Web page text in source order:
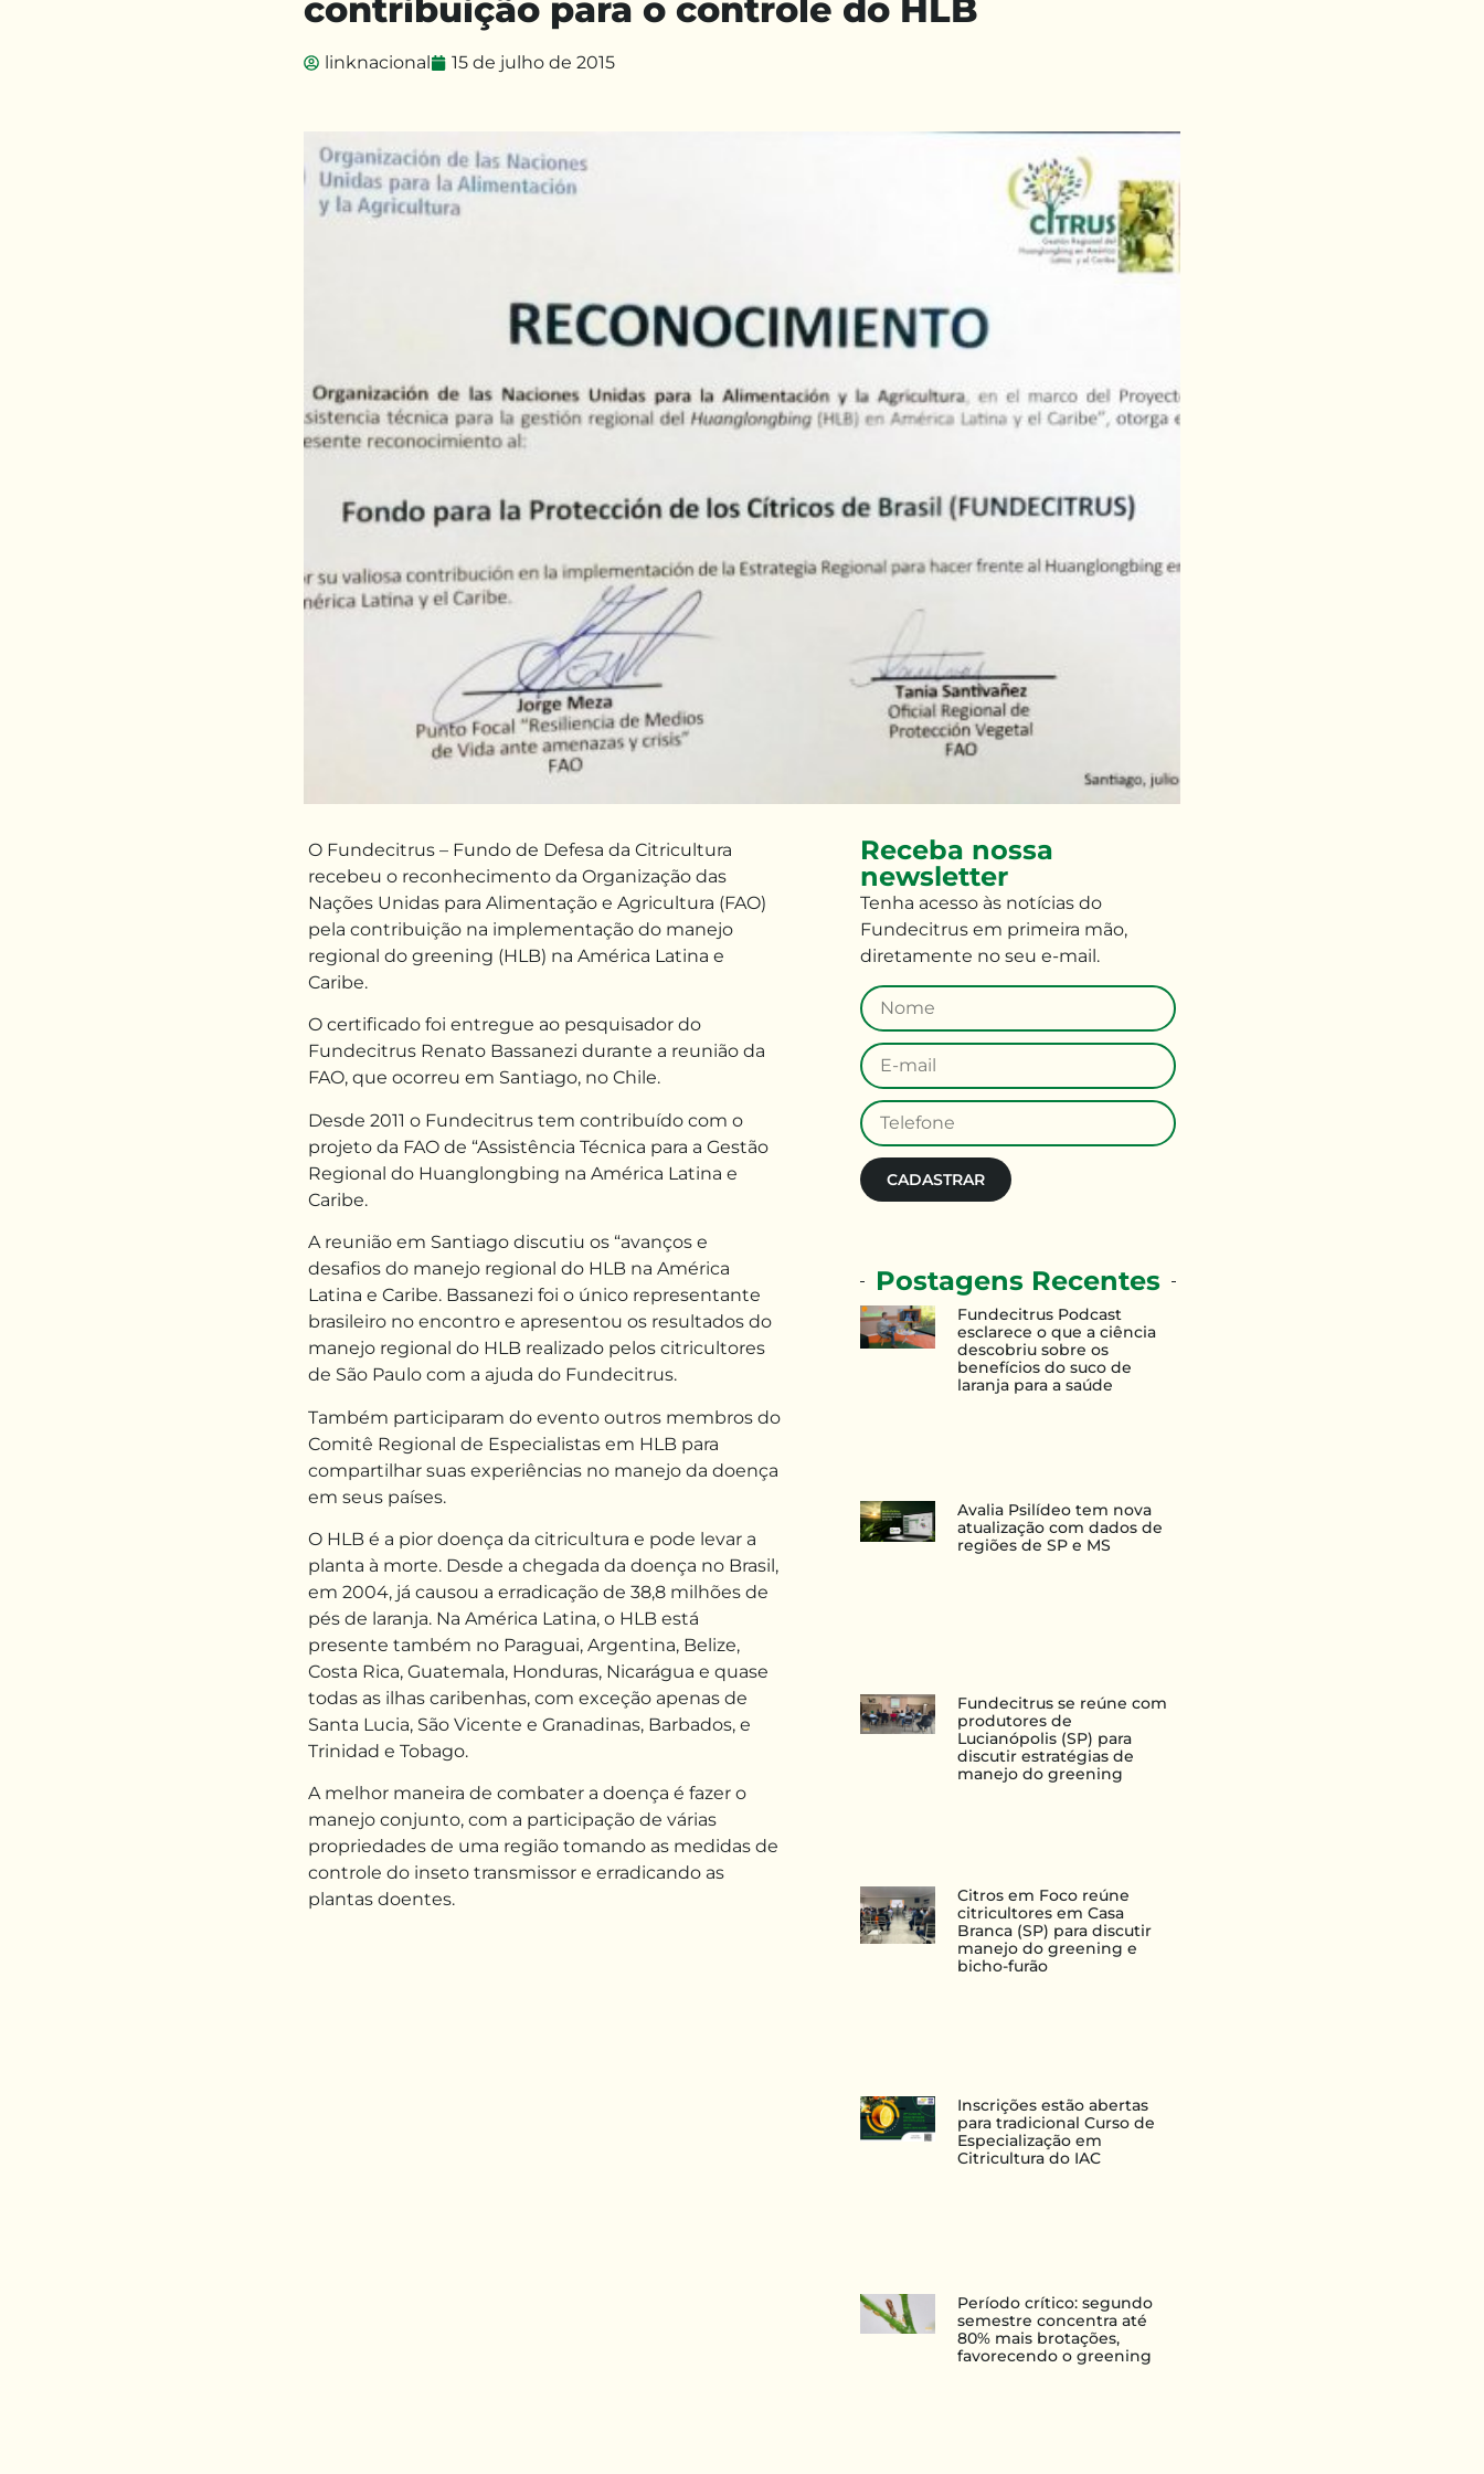
linknacional 15 de julho de 2015
contribuição para o controle do HLB
O Fundecitrus – Fundo de Defesa da Citricultura
recebeu o reconhecimento da Organização das
Nações Unidas para Alimentação e Agricultura (FAO)
pela contribuição na implementação do manejo
regional do greening (HLB) na América Latina e
Caribe.
O certificado foi entregue ao pesquisador do
Fundecitrus Renato Bassanezi durante a reunião da
FAO, que ocorreu em Santiago, no Chile.
Desde 2011 o Fundecitrus tem contribuído com o
projeto da FAO de “Assistência Técnica para a Gestão
Regional do Huanglongbing na América Latina e
Caribe.
A reunião em Santiago discutiu os “avanços e
desafios do manejo regional do HLB na América
Latina e Caribe. Bassanezi foi o único representante
brasileiro no encontro e apresentou os resultados do
manejo regional do HLB realizado pelos citricultores
de São Paulo com a ajuda do Fundecitrus.
Também participaram do evento outros membros do
Comitê Regional de Especialistas em HLB para
compartilhar suas experiências no manejo da doença
em seus países.
O HLB é a pior doença da citricultura e pode levar a
planta à morte. Desde a chegada da doença no Brasil,
em 2004, já causou a erradicação de 38,8 milhões de
pés de laranja. Na América Latina, o HLB está
presente também no Paraguai, Argentina, Belize,
Costa Rica, Guatemala, Honduras, Nicarágua e quase
todas as ilhas caribenhas, com exceção apenas de
Santa Lucia, São Vicente e Granadinas, Barbados, e
Trinidad e Tobago.
A melhor maneira de combater a doença é fazer o
manejo conjunto, com a participação de várias
propriedades de uma região tomando as medidas de
controle do inseto transmissor e erradicando as
plantas doentes.
Fundecitrus Podcast
esclarece o que a ciência
descobriu sobre os
benefícios do suco de
laranja para a saúde
Avalia Psilídeo tem nova
atualização com dados de
regiões de SP e MS
Fundecitrus se reúne com
produtores de
Lucianópolis (SP) para
discutir estratégias de
manejo do greening
Citros em Foco reúne
citricultores em Casa
Branca (SP) para discutir
manejo do greening e
bicho-furão
Inscrições estão abertas
para tradicional Curso de
Especialização em
Citricultura do IAC
Período crítico: segundo
semestre concentra até
80% mais brotações,
favorecendo o greening
Postagens Recentes
Receba nossa
newsletter
Tenha acesso àsnotícias do
Fundecitrus em primeira mão,
diretamente no seu e-mail.
CADASTRAR